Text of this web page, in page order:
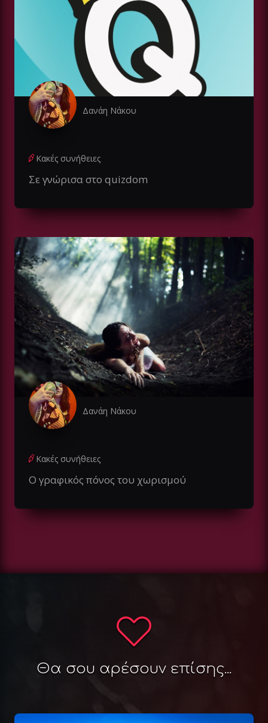
Δανάη Νάκου
Κακές συνήθειες
Σε γνώρισα στο quizdom
Δανάη Νάκου
Κακές συνήθειες
Ο γραφικός πόνος του χωρισμού
Θα σου αρέσουν επίσης...